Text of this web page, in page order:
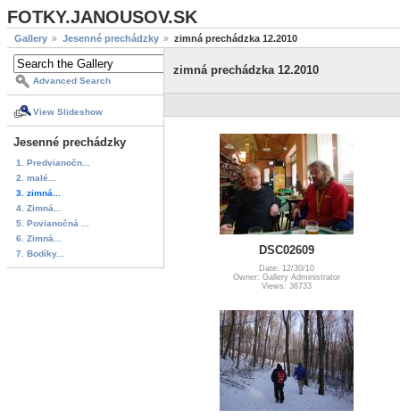
FOTKY.JANOUSOV.SK
Gallery Jesenné prechádzky zimná prechádzka 12.2010
Advanced Search
View Slideshow
Jesenné prechádzky
1. Predvianočn...
2. malé...
3. zimná...
4. Zimná...
5. Povianočná ...
6. Zimná...
7. Bodíky...
zimná prechádzka 12.2010
DSC02609
Date: 12/30/10
Owner: Gallery Administrator
Views: 36733